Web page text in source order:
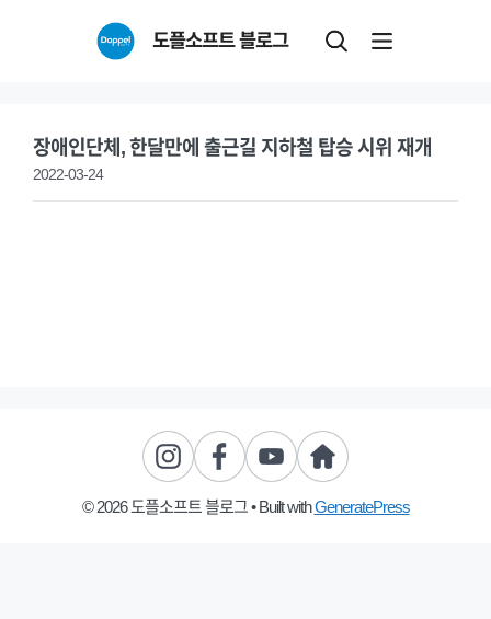
도플소프트 블로그
장애인단체, 한달만에 출근길 지하철 탑승 시위 재개
2022-03-24
© 2026 도플소프트 블로그• Built withGeneratePress